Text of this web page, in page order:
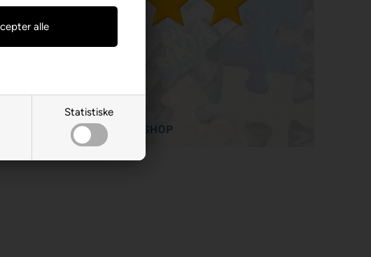
Statistiske